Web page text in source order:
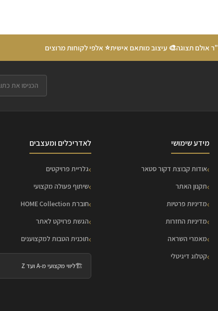
🎨 עיצוב מותאם אישית⭐ אלפי לקוחות מרוצים
מידע שימושי
אודות קבוצת דקור סטאר
תקנון האתר
מדיניות פרטיות
מדיניות החזרות
מאמרי השראה
קטלוג דיגיטלי
לאדריכלים ומעצבים
גלריית פרויקטים
שיתוף פעולה מקצועי
חוברת HOME Collection
הגשת פרויקט לאתר
תוכנית הטבות למקצוענים
🏗️ליווי מקצועי מ-A ועד Z